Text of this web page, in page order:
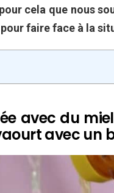
cela que nous
faire face à la
avec du
avec un